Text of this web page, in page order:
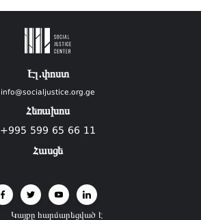
Էլ.փոստ
info@socialjustice.org.ge
Հեռախոս
+995 599 65 66 11
Հասցե
Կայքը հարմարեցված է